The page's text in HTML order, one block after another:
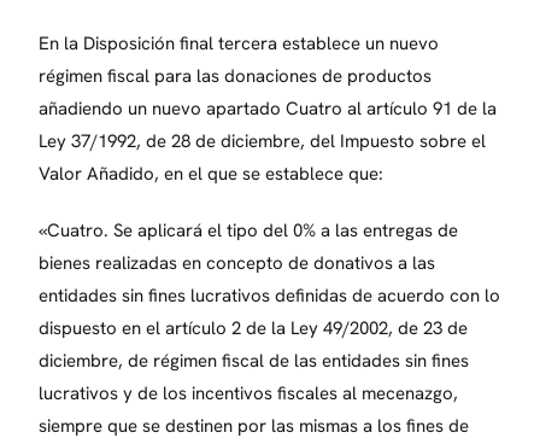
En la Disposición final tercera establece un nuevo
régimen fiscal para las donaciones de productos
añadiendo un nuevo apartado Cuatro al artículo 91 de la
Ley 37/1992, de 28 de diciembre, del Impuesto sobre el
Valor Añadido, en el que se establece que:
«Cuatro. Se aplicará el tipo del 0% a las entregas de
bienes realizadas en concepto de donativos a las
entidades sin fines lucrativos definidas de acuerdo con lo
dispuesto en el artículo 2 de la Ley 49/2002, de 23 de
diciembre, de régimen fiscal de las entidades sin fines
lucrativos y de los incentivos fiscales al mecenazgo,
siempre que se destinen por las mismas a los fines de